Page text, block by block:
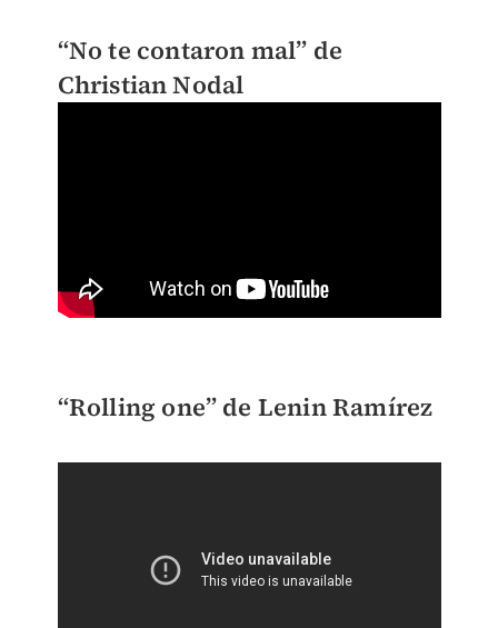
“No te contaron mal” de
Christian Nodal
“Rolling one” de Lenin Ramírez